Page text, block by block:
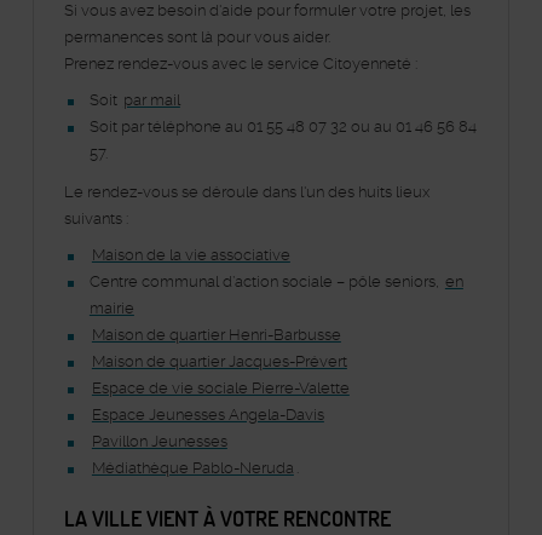
Si vous avez besoin d'aide pour formuler votre projet, les
permanences sont là pour vous aider.
Prenez rendez-vous avec le service Citoyenneté :
Soit par mail
Soit par téléphone au 01 55 48 07 32 ou au 01 46 56 84
57.
Le rendez-vous se déroule dans l'un des huits lieux
suivants :
Maison de la vie associative
Centre communal d’action sociale – pôle seniors, en
mairie
Maison de quartier Henri-Barbusse
Maison de quartier Jacques-Prévert
Espace de vie sociale Pierre-Valette
Espace Jeunesses Angela-Davis
Pavillon Jeunesses
Médiathèque Pablo-Neruda .
LA VILLE VIENT À VOTRE RENCONTRE